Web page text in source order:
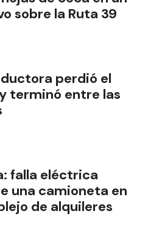
sobre la Ruta 39
perdió el
terminó entre las
falla eléctrica
una camioneta en
de alquileres